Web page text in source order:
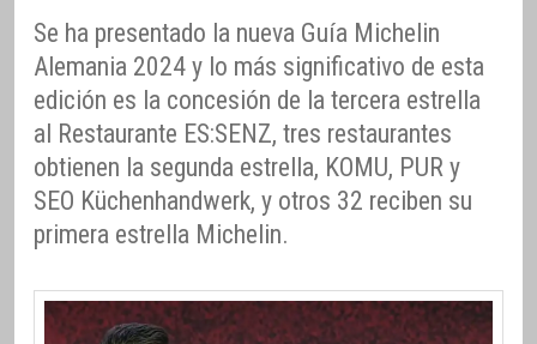
Se ha presentado la nueva Guía Michelin
Alemania 2024 y lo más significativo de esta
edición es la concesión de la tercera estrella
al Restaurante ES:SENZ, tres restaurantes
obtienen la segunda estrella, KOMU, PUR y
SEO Küchenhandwerk, y otros 32 reciben su
primera estrella Michelin.